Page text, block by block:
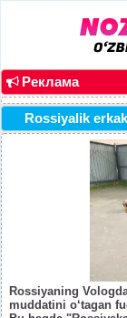
Реклама
Rossiyalik
Rossiyaning
muddatini o‘tagan